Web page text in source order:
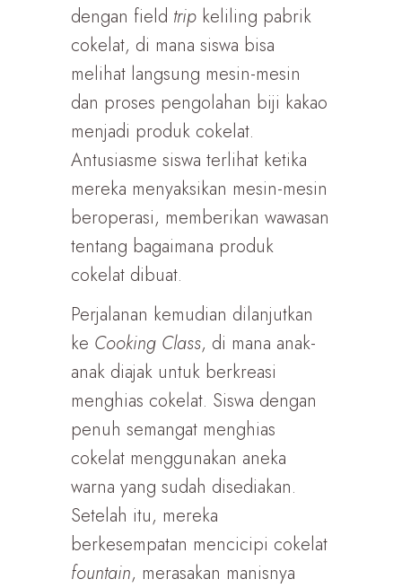
dengan field trip keliling pabrik
cokelat, di mana siswa bisa
melihat langsung mesin-mesin
dan proses pengolahan biji kakao
menjadi produk cokelat.
Antusiasme siswa terlihat ketika
mereka menyaksikan mesin-mesin
beroperasi, memberikan wawasan
tentang bagaimana produk
cokelat dibuat.
Perjalanan kemudian dilanjutkan
ke Cooking Class, di mana anak-
anak diajak untuk berkreasi
menghias cokelat. Siswa dengan
penuh semangat menghias
cokelat menggunakan aneka
warna yang sudah disediakan.
Setelah itu, mereka
berkesempatan mencicipi cokelat
fountain, merasakan manisnya